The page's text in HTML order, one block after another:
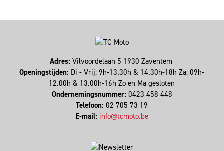
Adres: Vilvoordelaan 5 1930 Zaventem
Openingstijden: Di - Vrij: 9h-13.30h & 14.30h-18h Za: 09h-
12.00h & 13.00h-16h Zo en Ma gesloten
Ondernemingsnummer: 0423 458 448
Telefoon: 02 705 73 19
E-mail: info@tcmoto.be